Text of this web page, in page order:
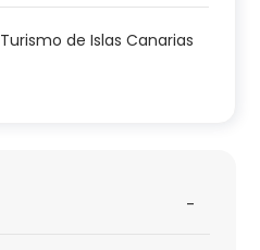
Turismo de Islas Canarias
-